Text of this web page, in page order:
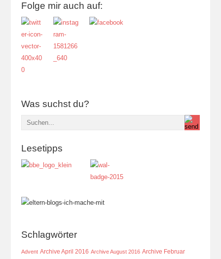
Folge mir auch auf:
Was suchst du?
Lesetipps
Schlagwörter
Advent Archive April 2016 Archive August 2016 Archive Februar